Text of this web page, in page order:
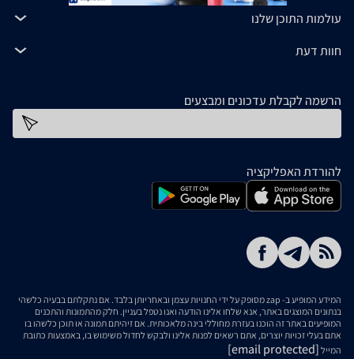
עולמות התוכן שלנו
חוות דעת
הרשמה לקבלת עדכונים ומבצעים
להורדת האפליקציה
המידע המופיע ב- zap מסופק על ידי החנויות עצמן ובאחריותן בלבד. אם נתקלתם בבעיה כלשהי
בנתונים המוצגים באתר, אנא שלחו אלינו הודעה ואנו נטפל בעניין. חלק מהתמונות והתכנים
המופיעים באתר זה הוכנו בעזרת מחוללי בינה מלאכותית. אם זיהיתם תמונה או תוכן כלשהו בו
אתם בעלי זכויות יוצרים, אתם רשאים לפנות אלינו ולבקש לחדול משימוש בו, באמצעות כתובת
המייל [email protected]